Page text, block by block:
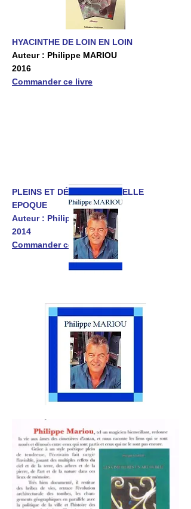
HYACINTHE DE LOIN EN LOIN
Auteur : Philippe MARIOU
2016
Commander ce livre
PLEINS ET DÉLIES DE LA BELLE
EPOQUE
Auteur : Philippe MARIOU
2014
Commander ce livre